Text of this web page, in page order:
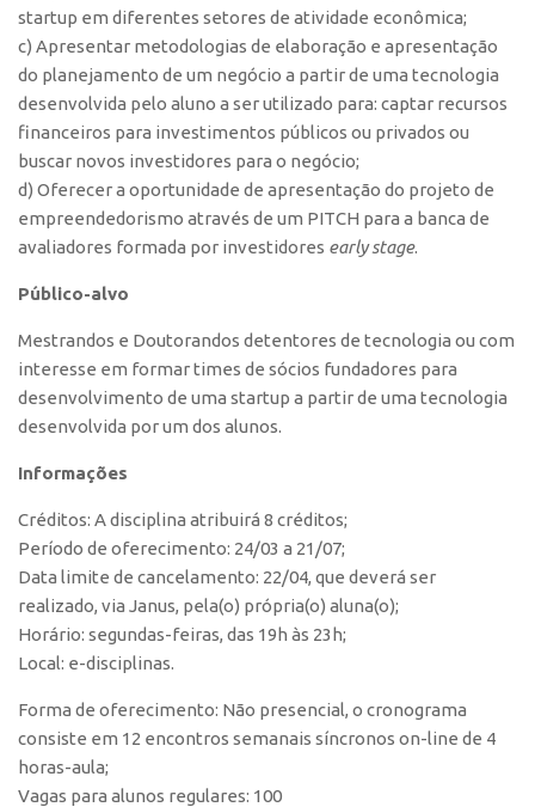
EMBRAPIIs
CEPIDs
CEPIX
CPEs
PRPI/USP
InovaUSP
Comunicação
Eventos
Agenda AUSPIN
Fala Inovação
Edição 2021
Edição 2019
Edição 2017
Inovação em Números
Formas de Proteção
startup em diferentes setores de atividade econômica;
c) Apresentar metodologias de elaboração e apresentação
do planejamento de um negócio a partir de uma tecnologia
desenvolvida pelo aluno a ser utilizado para: captar recursos
financeiros para investimentos públicos ou privados ou
buscar novos investidores para o negócio;
d) Oferecer a oportunidade de apresentação do projeto de
empreendedorismo através de um PITCH para a banca de
avaliadores formada por investidores early stage.
Público-alvo
Mestrandos e Doutorandos detentores de tecnologia ou com
interesse em formar times de sócios fundadores para
desenvolvimento de uma startup a partir de uma tecnologia
desenvolvida por um dos alunos.
Informações
Créditos: A disciplina atribuirá 8 créditos;
Período de oferecimento: 24/03 a 21/07;
Data limite de cancelamento: 22/04, que deverá ser
realizado, via Janus, pela(o) própria(o) aluna(o);
Horário: segundas-feiras, das 19h às 23h;
Local: e-disciplinas.
Forma de oferecimento: Não presencial, o cronograma
consiste em 12 encontros semanais síncronos on-line de 4
horas-aula;
Vagas para alunos regulares: 100